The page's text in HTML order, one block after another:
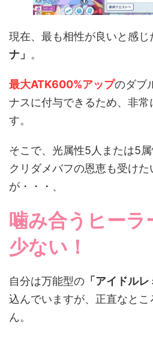
現在、最も相性が良いと感じ
ナ」 。
最大ATK600%アップのダブ
ナスに付与できるため、非
す。
そこで、光属性5人または5属
クリダメバフの恩恵も受け
が・・・、
噛み合うヒーラ
少ない！
自分は万能型の 「アイドルレ
込んでいますが、正直なと
ん。